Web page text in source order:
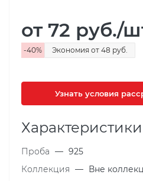
от 72 руб./
-40% Экономия от 48 руб.
Узнать условия
Характеристики
Проба — 925
Коллекция — Вне